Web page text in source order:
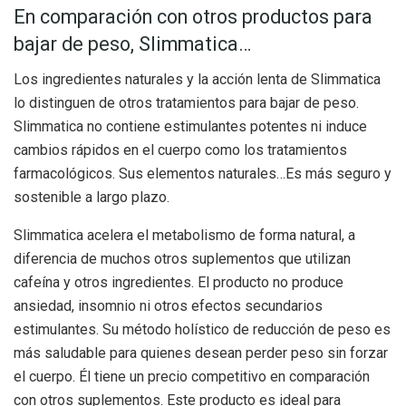
En comparación con otros productos para
bajar de peso, Slimmatica…
Los ingredientes naturales y la acción lenta de Slimmatica
lo distinguen de otros tratamientos para bajar de peso.
Slimmatica no contiene estimulantes potentes ni induce
cambios rápidos en el cuerpo como los tratamientos
farmacológicos. Sus elementos naturales…Es más seguro y
sostenible a largo plazo.
Slimmatica acelera el metabolismo de forma natural, a
diferencia de muchos otros suplementos que utilizan
cafeína y otros ingredientes. El producto no produce
ansiedad, insomnio ni otros efectos secundarios
estimulantes. Su método holístico de reducción de peso es
más saludable para quienes desean perder peso sin forzar
el cuerpo. Él tiene un precio competitivo en comparación
con otros suplementos. Este producto es ideal para